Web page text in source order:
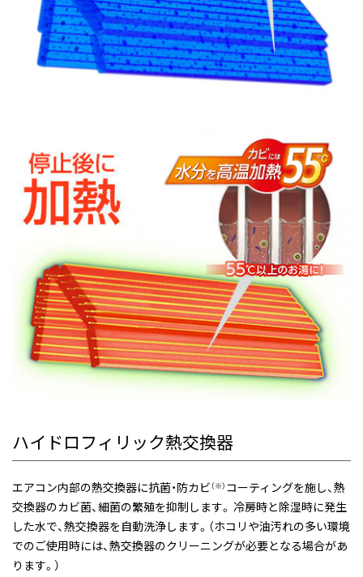
ハイドロフィリック熱交換器
エアコン内部の熱交換器に抗菌・防カビ（※） コーティングを施し、熱
交換器のカビ菌、細菌の繁殖を抑制します。 冷房時と除湿時に発生
した水で、熱交換器を自動洗浄します。（ホコリや油汚れの多い環境
でのご使用時には、熱交換器のクリーニングが必要となる場合があ
ります。）